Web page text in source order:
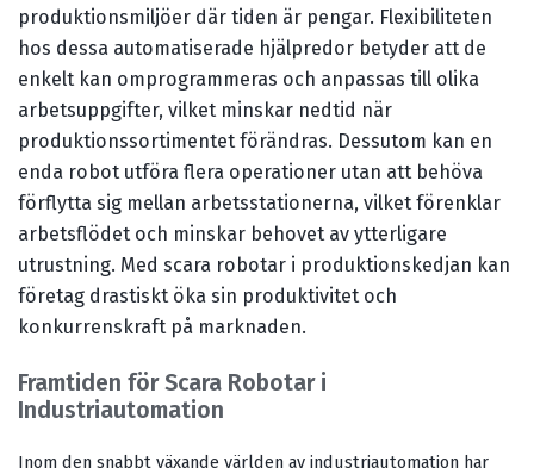
produktionsmiljöer där tiden är pengar. Flexibiliteten
hos dessa automatiserade hjälpredor betyder att de
enkelt kan omprogrammeras och anpassas till olika
arbetsuppgifter, vilket minskar nedtid när
produktionssortimentet förändras. Dessutom kan en
enda robot utföra flera operationer utan att behöva
förflytta sig mellan arbetsstationerna, vilket förenklar
arbetsflödet och minskar behovet av ytterligare
utrustning. Med scara robotar i produktionskedjan kan
företag drastiskt öka sin produktivitet och
konkurrenskraft på marknaden.
Framtiden för Scara Robotar i
Industriautomation
Inom den snabbt växande världen av industriautomation har